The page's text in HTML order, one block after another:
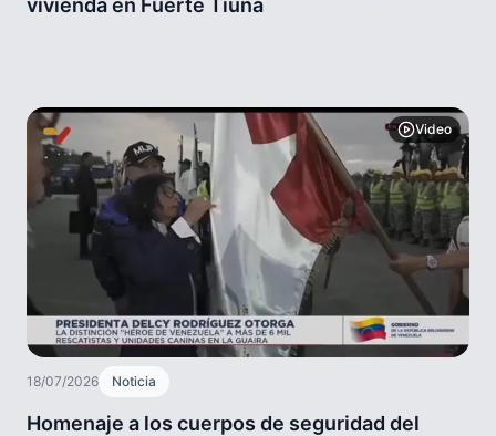
vivienda en Fuerte Tiuna
Video
18/07/2026 Noticia
Homenaje a los cuerpos de seguridad del